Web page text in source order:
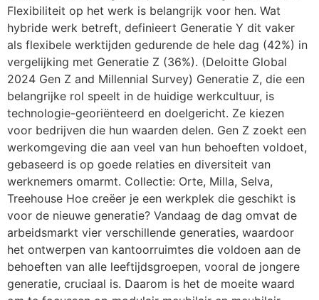
Flexibiliteit op het werk is belangrijk voor hen. Wat
hybride werk betreft, definieert Generatie Y dit vaker
als flexibele werktijden gedurende de hele dag (42%) in
vergelijking met Generatie Z (36%). (Deloitte Global
2024 Gen Z and Millennial Survey) Generatie Z, die een
belangrijke rol speelt in de huidige werkcultuur, is
technologie-georiënteerd en doelgericht. Ze kiezen
voor bedrijven die hun waarden delen. Gen Z zoekt een
werkomgeving die aan veel van hun behoeften voldoet,
gebaseerd is op goede relaties en diversiteit van
werknemers omarmt. Collectie: Orte, Milla, Selva,
Treehouse Hoe creëer je een werkplek die geschikt is
voor de nieuwe generatie? Vandaag de dag omvat de
arbeidsmarkt vier verschillende generaties, waardoor
het ontwerpen van kantoorruimtes die voldoen aan de
behoeften van alle leeftijdsgroepen, vooral de jongere
generatie, cruciaal is. Daarom is het de moeite waard